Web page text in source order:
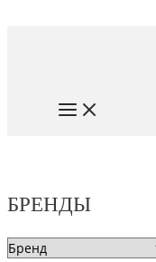
MAIN
MENU
БРЕНДЫ